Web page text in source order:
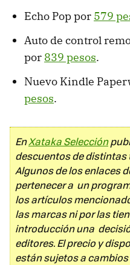
Echo Pop por 579
Auto de control
por 839 pesos.
Nuevo Kindle
pesos.
EnXataka Selección
descuentos de distintas
Algunos de los enlaces
pertenecer a un
los artículos
las marcas ni por las
introducción una
editores. El precio y
están sujetos a